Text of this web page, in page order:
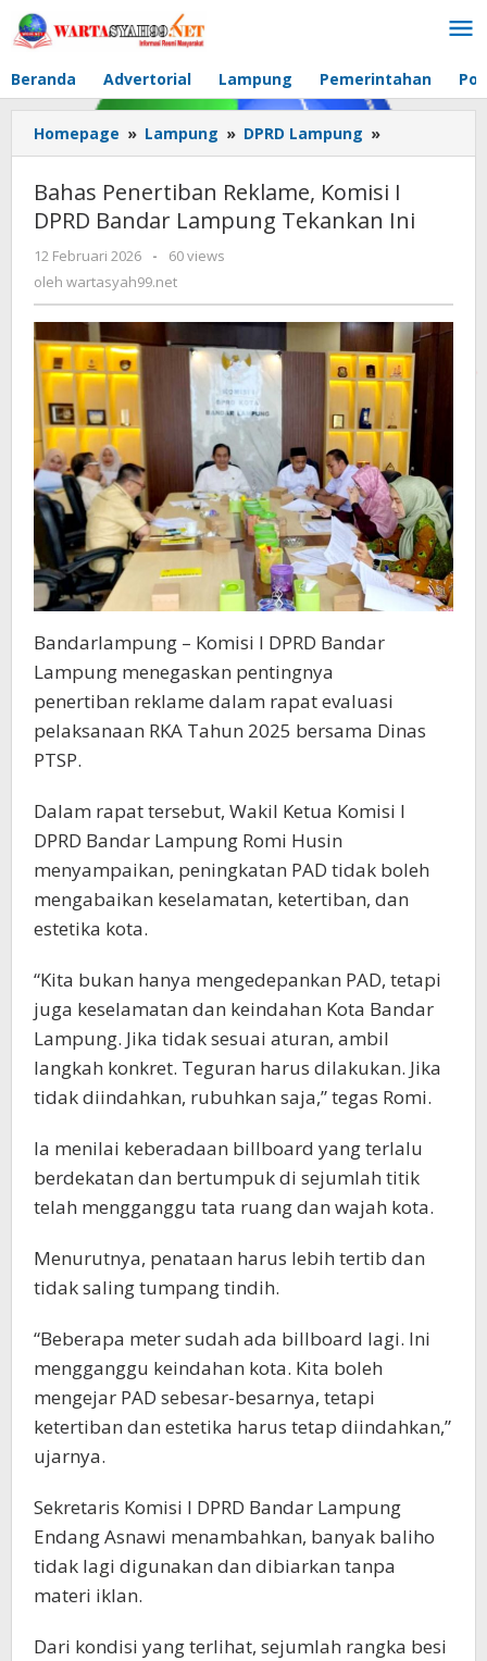
Lewati
ke
Beranda
Advertorial Lampung Pemerintahan
Homepage » Lampung » DPRD Lampung »
Penertiban
Komisi
Ini
Bahas Penertiban Reklame, Komisi I
DPRD Bandar Lampung Tekankan Ini
12 Februari 2026
oleh
wartasyah99.net
-
60 views
oleh wartasyah99.net
Bandarlampung – Komisi I DPRD Bandar
Lampung menegaskan pentingnya
penertiban reklame dalam rapat evaluasi
pelaksanaan RKA Tahun 2025 bersama Dinas
PTSP.
Dalam rapat tersebut, Wakil Ketua Komisi I
DPRD Bandar Lampung Romi Husin
menyampaikan, peningkatan PAD tidak boleh
mengabaikan keselamatan, ketertiban, dan
estetika kota.
“Kita bukan hanya mengedepankan PAD, tetapi
juga keselamatan dan keindahan Kota Bandar
Lampung. Jika tidak sesuai aturan, ambil
langkah konkret. Teguran harus dilakukan. Jika
tidak diindahkan, rubuhkan saja,” tegas Romi.
Ia menilai keberadaan billboard yang terlalu
berdekatan dan bertumpuk di sejumlah titik
telah mengganggu tata ruang dan wajah kota.
Menurutnya, penataan harus lebih tertib dan
tidak saling tumpang tindih.
“Beberapa meter sudah ada billboard lagi. Ini
mengganggu keindahan kota. Kita boleh
mengejar PAD sebesar-besarnya, tetapi
ketertiban dan estetika harus tetap diindahkan,”
ujarnya.
Sekretaris Komisi I DPRD Bandar Lampung
Endang Asnawi menambahkan, banyak baliho
tidak lagi digunakan dan dibiarkan tanpa
materi iklan.
Dari kondisi yang terlihat, sejumlah rangka besi